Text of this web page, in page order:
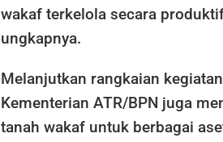
wakaf terkelola secara
ungkapnya.
Melanjutkan rangkaian
Kementerian ATR/BPN juga
tanah wakaf untuk berbagai